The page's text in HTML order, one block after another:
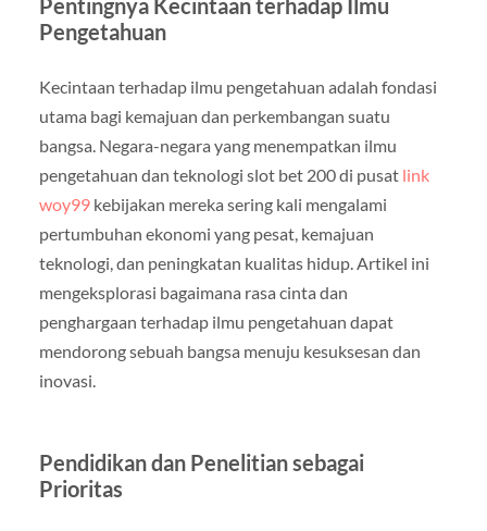
Pengetahuan
Kecintaan terhadap ilmu pengetahuan adalah fondasi
utama bagi kemajuan dan perkembangan suatu
bangsa. Negara-negara yang menempatkan ilmu
pengetahuan dan teknologi slot bet 200di pusat link
woy99kebijakan mereka sering kali mengalami
pertumbuhan ekonomi yang pesat, kemajuan
teknologi, dan peningkatan kualitas hidup. Artikel ini
mengeksplorasi bagaimana rasa cinta dan
penghargaan terhadap ilmu pengetahuan dapat
mendorong sebuah bangsa menuju kesuksesan dan
inovasi.
Pendidikan dan Penelitian sebagai
Prioritas